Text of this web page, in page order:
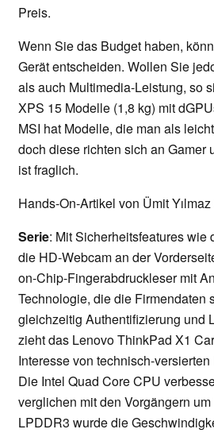
Preis.
Wenn Sie das Budget haben,
Gerät entscheiden. Wollen Sie
als auch Multimedia-Leistung, so
XPS 15 Modelle (1,8 kg) mit
MSI hat Modelle, die man als
doch diese richten sich an Gamer
ist fraglich.
Hands-On-Artikel von Ümit
Serie: Mit Sicherheitsfeatures wie
die HD-Webcam an der
on-Chip-Fingerabdruckleser mit
Technologie, die die Firmendaten
gleichzeitig Authentifizierung und
zieht das Lenovo ThinkPad X1
Interesse von technisch-
Die Intel Quad Core CPU
verglichen mit den Vorgängern
LPDDR3 wurde die